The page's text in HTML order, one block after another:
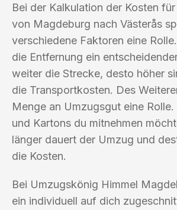
Bei der Kalkulation der Kosten
von Magdeburg nach Västerås
verschiedene Faktoren eine
die Entfernung ein
weiter die Strecke, desto höher
die Transportkosten. Des
Menge an Umzugsgut eine Rolle.
und Kartons du mitnehmen
länger dauert der Umzug und
die Kosten.
Bei Umzugskönig Himmel
ein individuell auf dich